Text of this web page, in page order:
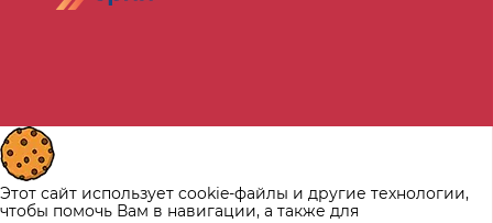
Этот сайт использует cookie-файлы и другие технологии,
чтобы помочь Вам в навигации, а также для